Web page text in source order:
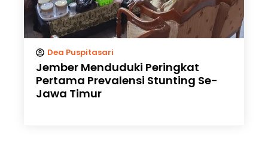
Dea Puspitasari
Jember Menduduki Peringkat
Pertama Prevalensi Stunting Se-
Jawa Timur